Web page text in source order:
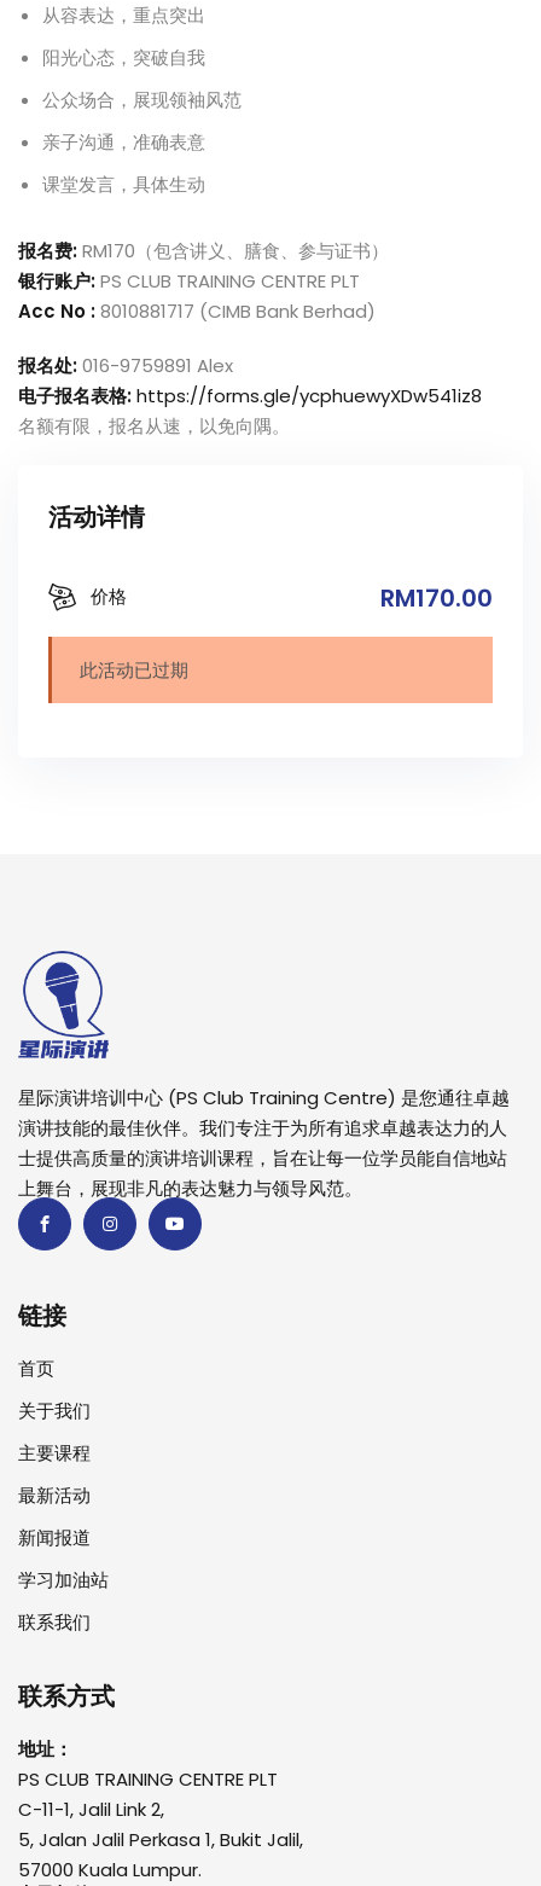
从容表达，重点突出
阳光心态，突破自我
公众场合，展现领袖风范
亲子沟通，准确表意
课堂发言，具体生动
报名费:RM170（包含讲义、膳食、参与证书）
银行账户:PS CLUB TRAINING CENTRE PLT
Acc No :8010881717 (CIMB Bank Berhad)
报名处:016-9759891 Alex
电子报名表格:https://forms.gle/ycphuewyXDw541iz8
名额有限，报名从速，以免向隅。
活动详情
价格 RM170.00
此活动已过期
星际演讲培训中心 (PS Club Training Centre) 是您通往卓越
演讲技能的最佳伙伴。我们专注于为所有追求卓越表达力的人
士提供高质量的演讲培训课程，旨在让每一位学员能自信地站
上舞台，展现非凡的表达魅力与领导风范。
链接
首页
关于我们
主要课程
最新活动
新闻报道
学习加油站
联系我们
联系方式
地址：
PS CLUB TRAINING CENTRE PLT
C-11-1, Jalil Link 2,
5, Jalan Jalil Perkasa 1, Bukit Jalil,
57000 Kuala Lumpur.